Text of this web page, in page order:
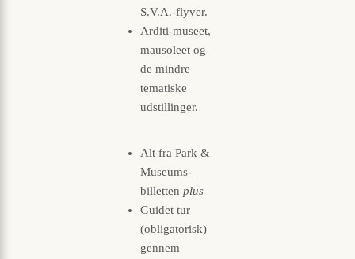
S.V.A.-flyver.
Arditi-museet,
mausoleet og
de mindre
tematiske
udstillinger.
Alt fra Park &
Museums-
billetten plus
Guidet tur
(obligatorisk)
gennem